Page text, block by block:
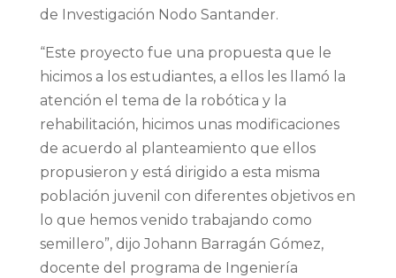
de Investigación Nodo Santander.
“Este proyecto fue una propuesta que le
hicimos a los estudiantes, a ellos les llamó la
atención el tema de la robótica y la
rehabilitación, hicimos unas modificaciones
de acuerdo al planteamiento que ellos
propusieron y está dirigido a esta misma
población juvenil con diferentes objetivos en
lo que hemos venido trabajando como
semillero”, dijo Johann Barragán Gómez,
docente del programa de Ingeniería